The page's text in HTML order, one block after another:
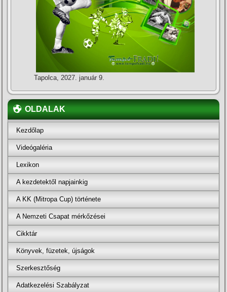
Tapolca, 2027. január 9.
OLDALAK
Kezdőlap
Videógaléria
Lexikon
A kezdetektől napjainkig
A KK (Mitropa Cup) története
A Nemzeti Csapat mérkőzései
Cikktár
Könyvek, füzetek, újságok
Szerkesztőség
Adatkezelési Szabályzat